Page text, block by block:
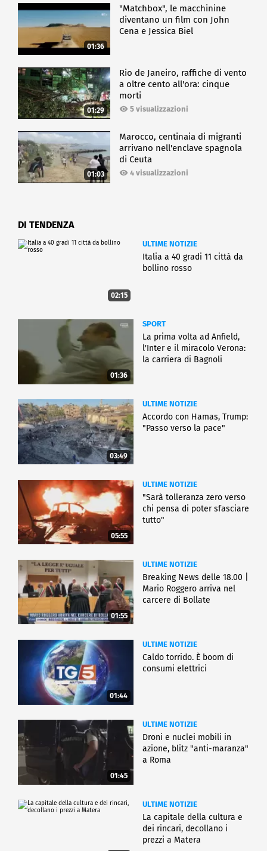
01:36
"Matchbox", le macchinine
diventano un film con John
Cena e Jessica Biel
01:29
Rio de Janeiro, raffiche di vento
a oltre cento all'ora: cinque
morti
5 visualizzazioni
01:03
Marocco, centinaia di migranti
arrivano nell'enclave spagnola
di Ceuta
4 visualizzazioni
DI TENDENZA
02:15
ULTIME NOTIZIE
Italia a 40 gradi 11 città da
bollino rosso
01:36
SPORT
La prima volta ad Anfield,
l'Inter e il miracolo Verona:
la carriera di Bagnoli
03:49
ULTIME NOTIZIE
Accordo con Hamas, Trump:
"Passo verso la pace"
05:55
ULTIME NOTIZIE
"Sarà tolleranza zero verso
chi pensa di poter sfasciare
tutto"
01:55
ULTIME NOTIZIE
Breaking News delle 18.00 |
Mario Roggero arriva nel
carcere di Bollate
01:44
ULTIME NOTIZIE
Caldo torrido. È boom di
consumi elettrici
01:45
ULTIME NOTIZIE
Droni e nuclei mobili in
azione, blitz "anti-maranza"
a Roma
ULTIME NOTIZIE
La capitale della cultura e
dei rincari, decollano i
prezzi a Matera